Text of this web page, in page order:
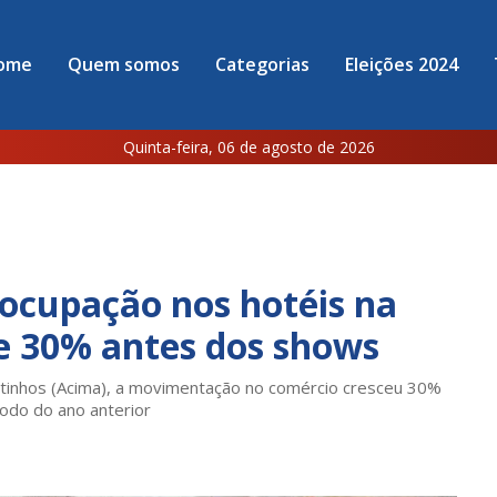
Quem somos Categorias Eleições 2024
Quinta-feira, 06 de agosto de 2026
nos hotéis na
antes dos shows
(Acima), a movimentação no comércio cresceu 30%
do ano anterior